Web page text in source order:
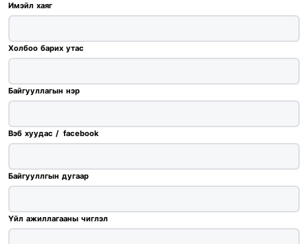
Имэйл хаяг
Холбоо барих утас
Байгууллагын нэр
Вэб хуудас / facebook
Байгууллгын дугаар
Үйл ажиллагааны чиглэл